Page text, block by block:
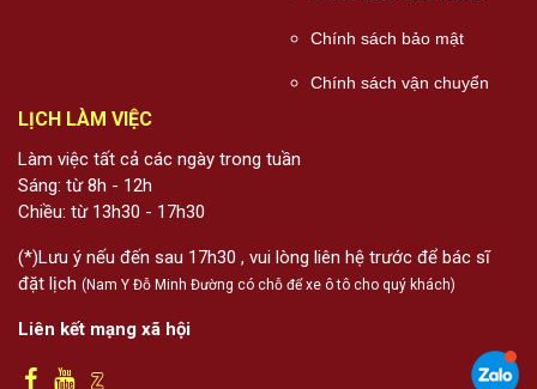
Chính sách bảo mật
Chính sách vận chuyển
LỊCH LÀM VIỆC
Làm việc tất cả các ngày trong tuần
Sáng: từ 8h - 12h
Chiều: từ 13h30 - 17h30
(*)Lưu ý nếu đến sau 17h30 , vui lòng liên hệ trước để bác sĩ
đặt lịch (Nam Y Đỗ Minh Đường có chỗ để xe ô tô cho quý khách)
Liên kết mạng xã hội